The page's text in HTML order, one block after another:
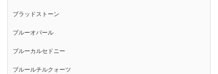
ブラッドストーン
ブルーオパール
ブルーカルセドニー
ブルールチルクォーツ